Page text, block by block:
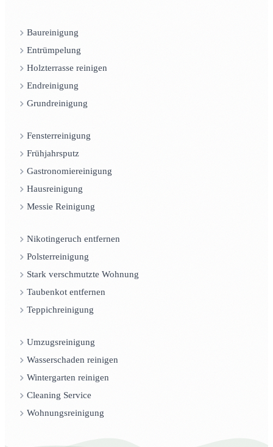
Baureinigung
Entrümpelung
Holzterrasse reinigen
Endreinigung
Grundreinigung
Fensterreinigung
Frühjahrsputz
Gastronomiereinigung
Hausreinigung
Messie Reinigung
Nikotingeruch entfernen
Polsterreinigung
Stark verschmutzte Wohnung
Taubenkot entfernen
Teppichreinigung
Umzugsreinigung
Wasserschaden reinigen
Wintergarten reinigen
Cleaning Service
Wohnungsreinigung